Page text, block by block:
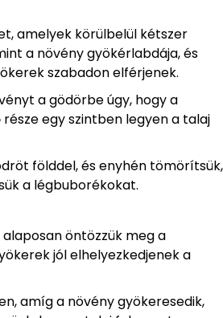
amelyek körülbelül kétszer
a növény gyökérlabdája, és
szabadon elférjenek.
a gödörbe úgy, hogy a
egy szintben legyen a talaj
földdel, és enyhén tömörítsük,
a légbuborékokat.
öntözzük meg a
jól elhelyezkedjenek a
amíg a növény gyökeresedik,